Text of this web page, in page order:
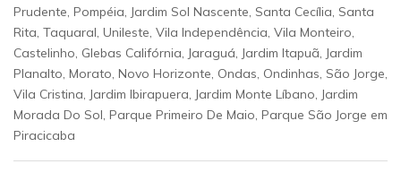
Prudente, Pompéia, Jardim Sol Nascente, Santa Cecília, Santa
Rita, Taquaral, Unileste, Vila Independência, Vila Monteiro,
Castelinho, Glebas Califórnia, Jaraguá, Jardim Itapuã, Jardim
Planalto, Morato, Novo Horizonte, Ondas, Ondinhas, São Jorge,
Vila Cristina, Jardim Ibirapuera, Jardim Monte Líbano, Jardim
Morada Do Sol, Parque Primeiro De Maio, Parque São Jorge em
Piracicaba